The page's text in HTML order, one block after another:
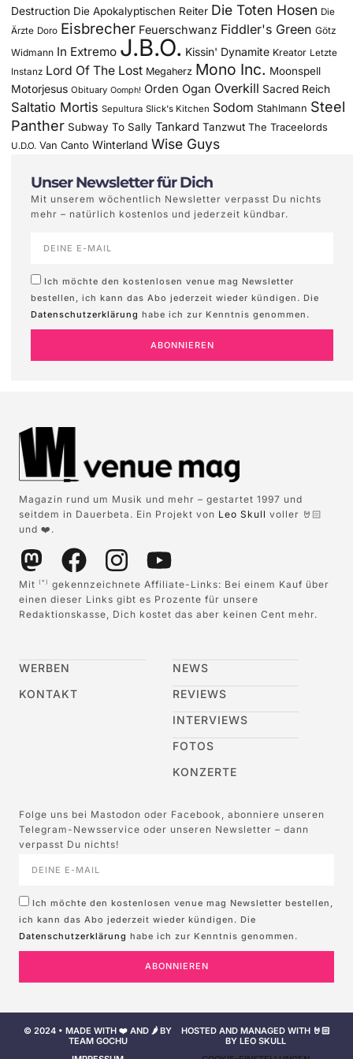
Destruction Die Apokalyptischen Reiter Die Toten Hosen Die
Ärzte Doro Eisbrecher Feuerschwanz Fiddler's Green Götz
Widmann In Extremo J.B.O. Kissin' Dynamite Kreator Letzte
Instanz Lord Of The Lost Megaherz Mono Inc. Moonspell
Motorjesus Obituary Oomph! Orden Ogan Overkill Sacred Reich
Saltatio Mortis Sepultura Slick's Kitchen Sodom Stahlmann Steel
Panther Subway To Sally Tankard Tanzwut The Traceelords
U.D.O. Van Canto Winterland Wise Guys
Unser Newsletter für Dich
Mit unserem wöchentlich Newsletter verpasst Du nichts
mehr – natürlich kostenlos und jederzeit kündbar.
Ich möchte den kostenlosen venue mag Newsletter
bestellen, ich kann das Abo jederzeit wieder kündigen. Die
Datenschutzerklärung habe ich zur Kenntnis genommen.
ABONNIEREN
Magazin rund um Musik und mehr – gestartet 1997 und
seitdem in Dauerbeta. Ein Projekt von Leo Skull voller 🤘🏻
und ❤️.
Mit (*)
gekennzeichnete Affiliate-Links: Bei einem Kauf über
einen dieser Links gibt es Prozente für unsere
Redaktionskasse, Dich kostet das aber keinen Cent mehr.
WERBEN
KONTAKT
NEWS
REVIEWS
INTERVIEWS
FOTOS
KONZERTE
Folge uns bei Mastodon oder Facebook, abonniere unseren
Telegram-Newsservice oder unseren Newsletter – dann
verpasst Du nichts!
Ich möchte den kostenlosen venue mag Newsletter bestellen,
ich kann das Abo jederzeit wieder kündigen. Die
Datenschutzerklärung habe ich zur Kenntnis genommen.
ABONNIEREN
© 2024 • MADE WITH ❤️ AND 🌶️ BY
TEAM GOCHU
HOSTED AND MANAGED WITH 🤘🏻
BY LEO SKULL